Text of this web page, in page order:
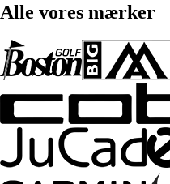
Alle vores mærker